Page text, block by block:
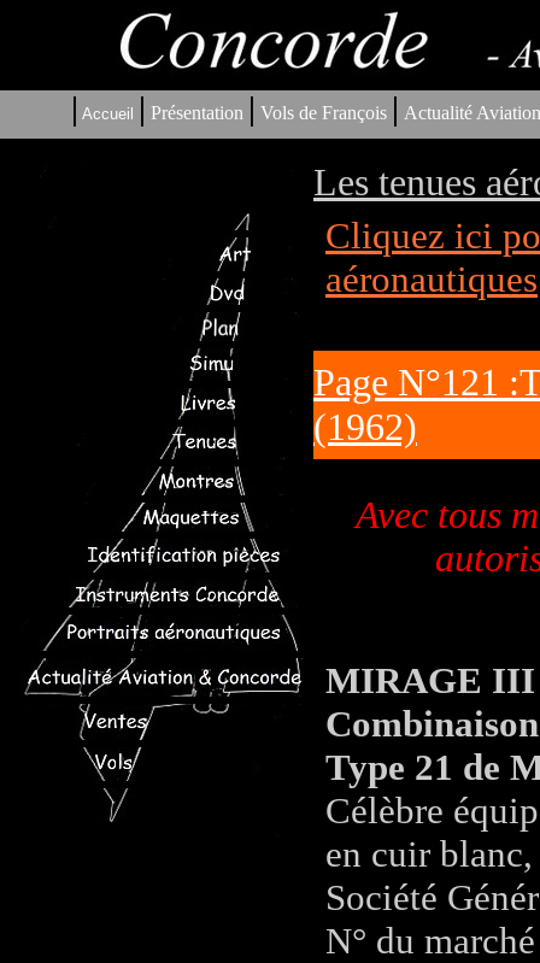
| Accueil | Présentation | Vols de François | Actualité
Les tenues
Cliquez ici
aéronautiques
Page N°121
(1962)
Avec tous
MIRAGE III
Type 21 de
Célèbre
en cuir
Société
N° du